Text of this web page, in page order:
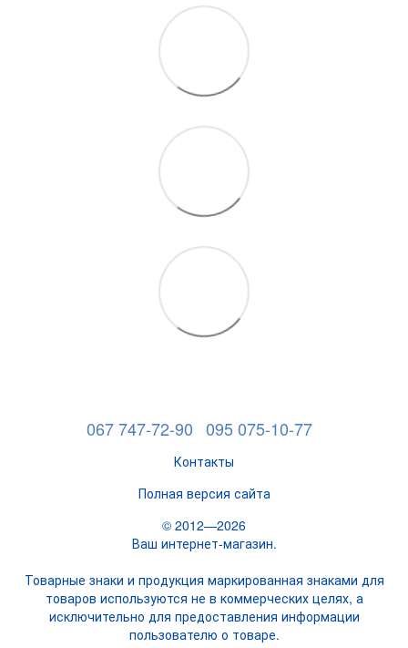
067 747-72-90 095 075-10-77
Контакты
Полная версия сайта
© 2012—2026
Ваш интернет-магазин.
Товарные знаки и продукция маркированная знаками для
товаров используются не в коммерческих целях, а
исключительно для предоставления информации
пользователю о товаре.